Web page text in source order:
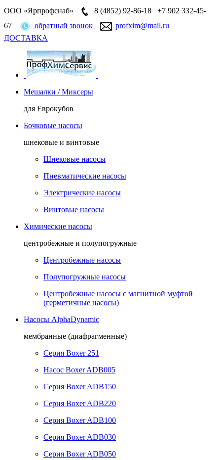
ООО «Ярпрофснаб» 8 (4852) 92-86-18
+7 902 332-45-
67
обратный звонок
profxim@mail.ru
ДОСТАВКА
Мешалки / Миксеры
для Еврокубов
Бочковые насосы
шнековые и винтовые
Шнековые насосы
Пневматические насосы
Электрические насосы
Винтовые насосы
Химические насосы
центробежные и полупогружные
Центробежные насосы
Полупогружные насосы
Центробежные насосы с магнитной муфтой
(герметичные насосы)
Насосы AlphaDynamic
мембранные (диафрагменные)
Серия Boxer 251
Насос Boxer ADB005
Серия Boxer ADB150
Серия Boxer ADB220
Серия Boxer ADB100
Серия Boxer ADB030
Серия Boxer ADB050